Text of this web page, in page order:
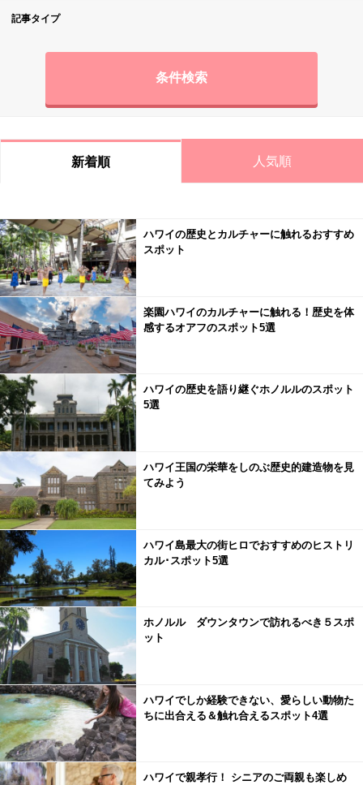
記事タイプ
条件検索
新着順 人気順
ハワイの歴史とカルチャーに触れるおすすめ
スポット
楽園ハワイのカルチャーに触れる！歴史を体
感するオアフのスポット5選
ハワイの歴史を語り継ぐホノルルのスポット
5選
ハワイ王国の栄華をしのぶ歴史的建造物を見
てみよう
ハワイ島最大の街ヒロでおすすめのヒストリ
カル･スポット5選
ホノルル ダウンタウンで訪れるべき５スポ
ット
ハワイでしか経験できない、愛らしい動物た
ちに出合える＆触れ合えるスポット4選
ハワイで親孝行！ シニアのご両親も楽しめ